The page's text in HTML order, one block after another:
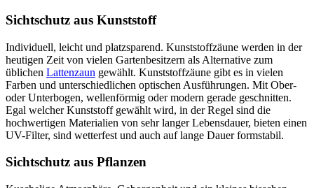
Sichtschutz aus Kunststoff
Individuell, leicht und platzsparend. Kunststoffzäune werden in der
heutigen Zeit von vielen Gartenbesitzern als Alternative zum
üblichen Lattenzaun gewählt. Kunststoffzäune gibt es in vielen
Farben und unterschiedlichen optischen Ausführungen. Mit Ober-
oder Unterbogen, wellenförmig oder modern gerade geschnitten.
Egal welcher Kunststoff gewählt wird, in der Regel sind die
hochwertigen Materialien von sehr langer Lebensdauer, bieten einen
UV-Filter, sind wetterfest und auch auf lange Dauer formstabil.
Sichtschutz aus Pflanzen